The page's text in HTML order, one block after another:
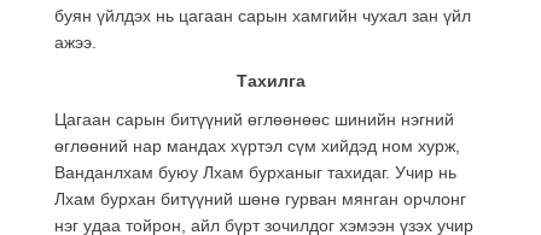
буян үйлдэх нь цагаан сарын хамгийн чухал зан үйл
ажээ.
Тахилга
Цагаан сарын битүүний өглөөнөөс шинийн нэгний
өглөөний нар мандах хүртэл сүм хийдэд ном хурж,
Ванданлхам буюу Лхам бурханыг тахидаг. Учир нь
Лхам бурхан битүүний шөнө гурван мянган орчлонг
нэг удаа тойрон, айл бүрт зочилдог хэмээн үзэх учир